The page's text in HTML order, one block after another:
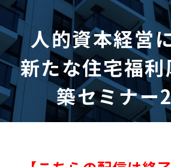
人的資本経営
新たな住宅福
築セミナー